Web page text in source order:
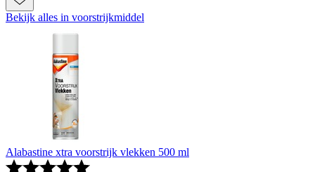
Bekijk alles in voorstrijkmiddel
Alabastine xtra voorstrijk vlekken 500 ml